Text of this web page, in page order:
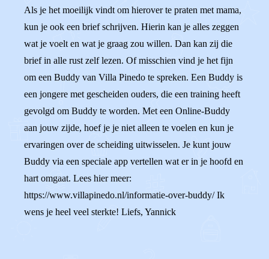
Als je het moeilijk vindt om hierover te praten met mama,
kun je ook een brief schrijven. Hierin kan je alles zeggen
wat je voelt en wat je graag zou willen. Dan kan zij die
brief in alle rust zelf lezen. Of misschien vind je het fijn
om een Buddy van Villa Pinedo te spreken. Een Buddy is
een jongere met gescheiden ouders, die een training heeft
gevolgd om Buddy te worden. Met een Online-Buddy
aan jouw zijde, hoef je je niet alleen te voelen en kun je
ervaringen over de scheiding uitwisselen. Je kunt jouw
Buddy via een speciale app vertellen wat er in je hoofd en
hart omgaat. Lees hier meer:
https://www.villapinedo.nl/informatie-over-buddy/ Ik
wens je heel veel sterkte! Liefs, Yannick